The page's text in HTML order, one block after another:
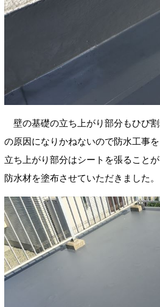
壁の基礎の立ち上がり部分もひび
の原因になりかねないので防水工事
立ち上がり部分はシートを張ること
防水材を塗布させていただきました。